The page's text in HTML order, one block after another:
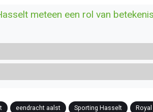
meteen een rol van
eendracht aalst Sporting Hasselt